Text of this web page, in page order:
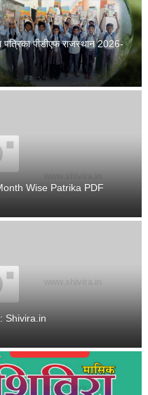
पीडीएफ राजस्थान 2026-
Wise Patrika PDF
Shivira.in
www.shivira.in
www.shivira.in
www.shivira.in
www.shivira.in